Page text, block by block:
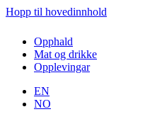
Hopp til hovedinnhold
Opphald
Mat og drikke
Opplevingar
EN
NO